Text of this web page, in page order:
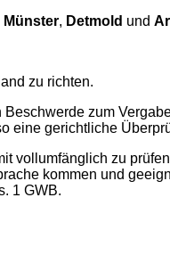
Münster, Detmold und
zu richten.
zum
eine gerichtliche
vollumfänglich zu
kommen und
1 GWB.